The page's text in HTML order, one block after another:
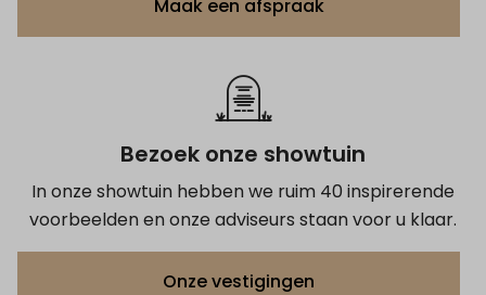
Maak een afspraak
Bezoek onze showtuin
In onze showtuin hebben we ruim 40 inspirerende
voorbeelden en onze adviseurs staan voor u klaar.
Onze vestigingen